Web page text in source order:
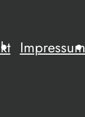
Impressum